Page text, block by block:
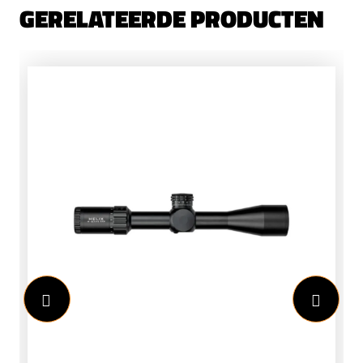
GERELATEERDE PRODUCTEN